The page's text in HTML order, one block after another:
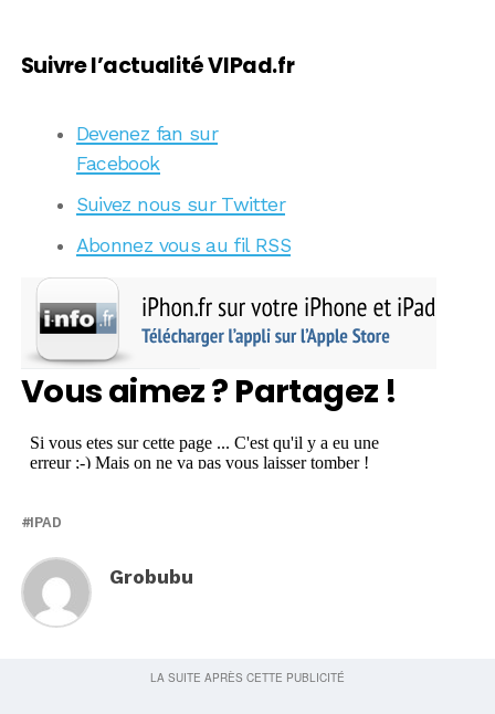
Suivre l’actualité VIPad.fr
Devenez fan sur
Facebook
Suivez nous sur Twitter
Abonnez vous au fil RSS
Vous aimez ? Partagez !
IPAD
Grobubu